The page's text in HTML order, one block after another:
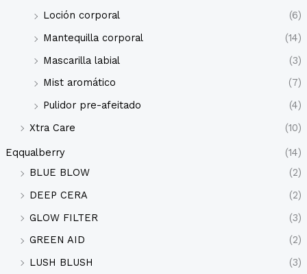
Loción corporal
(6)
Mantequilla corporal
(14)
Mascarilla labial
(3)
Mist aromático
(7)
Pulidor pre-afeitado
(4)
Xtra Care
(10)
Eqqualberry
(14)
BLUE BLOW
(2)
DEEP CERA
(2)
GLOW FILTER
(3)
GREEN AID
(2)
LUSH BLUSH
(3)